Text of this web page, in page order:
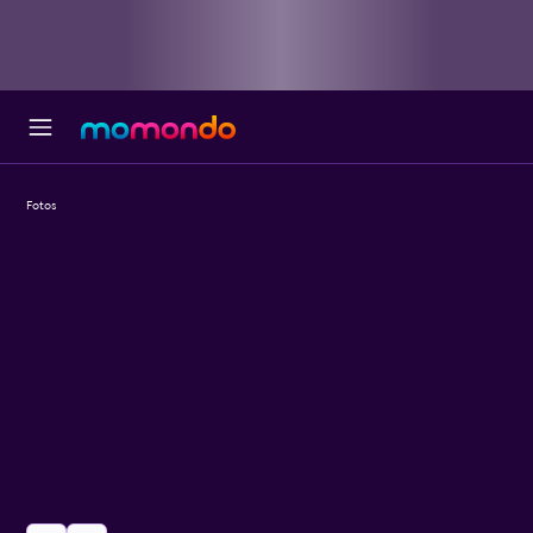
Fotos